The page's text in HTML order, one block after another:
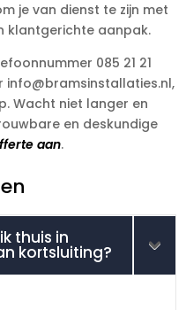
je van dienst te zijn met
klantgerichte aanpak.
085 21 21
info@bramsinstallaties.nl,
Wacht niet langer en
en deskundige
aan.
thuis in
kortsluiting?